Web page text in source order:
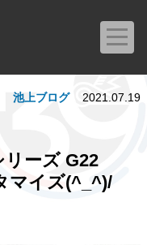
リーズ G22
マイズ(^_^)/
池上ブログ 2021.07.19